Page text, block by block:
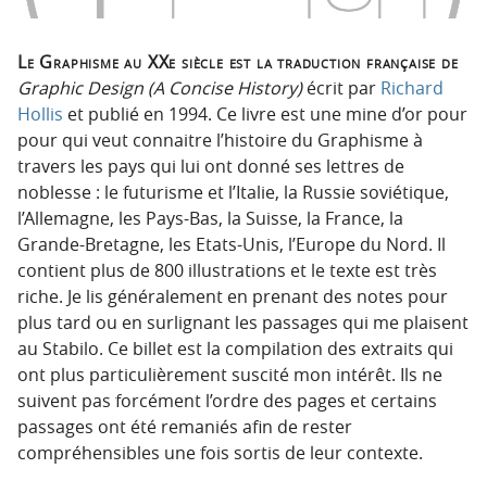
Le Graphisme au XXe siècle est la traduction française de
Graphic Design (A Concise History)écrit par Richard
Hollis et publié en 1994. Ce livre est une mine d’or pour
pour qui veut connaitre l’histoire du Graphisme à
travers les pays qui lui ont donné ses lettres de
noblesse : le futurisme et l’Italie, la Russie soviétique,
l’Allemagne, les Pays-Bas, la Suisse, la France, la
Grande-Bretagne, les Etats-Unis, l’Europe du Nord. Il
contient plus de 800 illustrations et le texte est très
riche. Je lis généralement en prenant des notes pour
plus tard ou en surlignant les passages qui me plaisent
au Stabilo. Ce billet est la compilation des extraits qui
ont plus particulièrement suscité mon intérêt. Ils ne
suivent pas forcément l’ordre des pages et certains
passages ont été remaniés afin de rester
compréhensibles une fois sortis de leur contexte.